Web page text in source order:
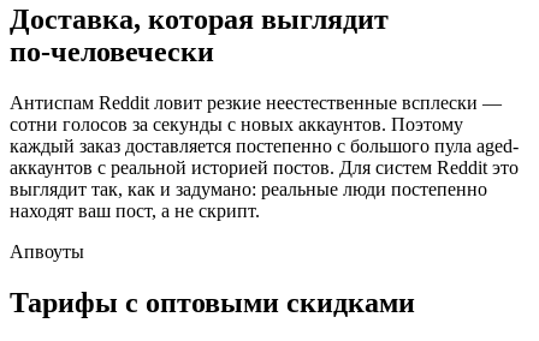
Доставка, которая выглядит
по‑человечески
Антиспам Reddit ловит резкие неестественные всплески —
сотни голосов за секунды с новых аккаунтов. Поэтому
каждый заказ доставляется постепенно с большого пула aged-
аккаунтов с реальной историей постов. Для систем Reddit это
выглядит так, как и задумано: реальные люди постепенно
находят ваш пост, а не скрипт.
Апвоуты
Тарифы с оптовыми скидками